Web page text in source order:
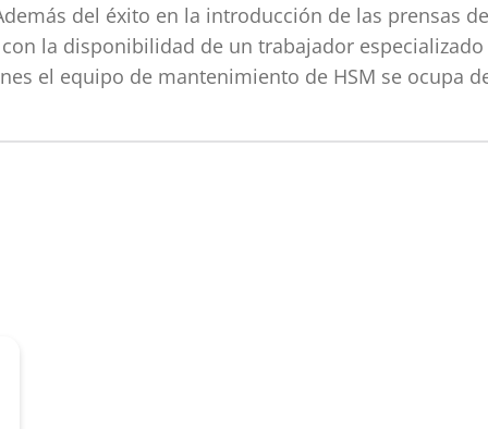
del éxito en la introducción de las prensas de
la disponibilidad de un trabajador
el equipo de mantenimiento de HSM se ocupa